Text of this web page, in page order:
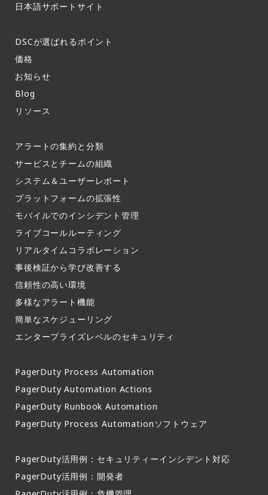
日本語サポートサイト​
DSCが選ばれるポイント
価格
お知らせ​
Blog
リソース
アラートの集約と分類​
サービスとチームの組織​
システム＆ユーザーレポート​
プラットフォームの拡張性
モバイルでのインシデント管理​
ライブコールルーティング​
リアルタイムコラボレーション​
事後検証から学び改善する
信頼性の高い環境​
多様なアラート機能​
簡単なスケジューリング​
エンタープライズレベルのセキュリティ
PagerDuty Process Automation
PagerDuty Automation Actions
PagerDuty Runbook Automation
PagerDuty Process Automationソフトウェア
PagerDuty活用例：セキュリティーインシデント対応
PagerDuty活用例：開発者